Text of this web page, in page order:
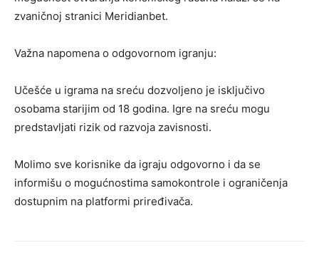
zvaničnoj stranici Meridianbet.
Važna napomena o odgovornom igranju:
Učešće u igrama na sreću dozvoljeno je isključivo
osobama starijim od 18 godina. Igre na sreću mogu
predstavljati rizik od razvoja zavisnosti.
Molimo sve korisnike da igraju odgovorno i da se
informišu o mogućnostima samokontrole i ograničenja
dostupnim na platformi priređivača.